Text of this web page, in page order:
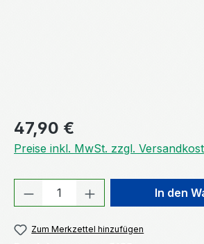
Regulärer Preis:
47,90 €
Preise inkl. MwSt. zzgl.
Produkt Anzahl: GibIn den
Zum Merkzettel hinzufügen